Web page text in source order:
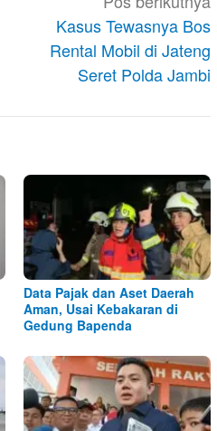
Kasus Tewasnya Bos
Rental Mobil di Jateng
Seret Polda Jambi
Data Pajak dan Aset Daerah
Aman, Usai Kebakaran di
Gedung Bapenda